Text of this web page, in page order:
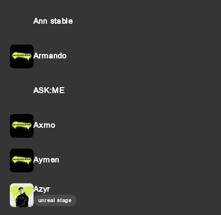
Ann stable
Armando
ASK:ME
Axmo
Aymen
Azyr
unreal stage